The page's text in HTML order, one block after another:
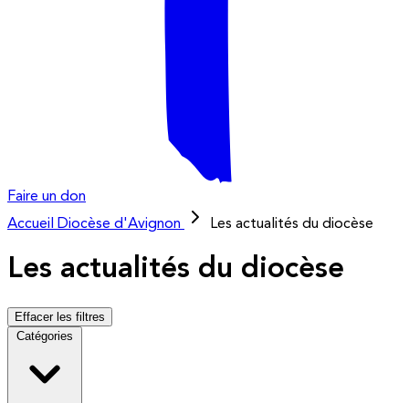
Faire un don
Accueil
Diocèse d'Avignon Les actualités du diocèse
Les actualités du diocèse
Effacer les filtres
Catégories